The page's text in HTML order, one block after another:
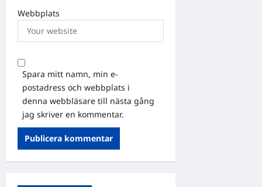
Webbplats
Spara mitt namn, min e-
postadress och webbplats i
denna webbläsare till nästa gång
jag skriver en kommentar.